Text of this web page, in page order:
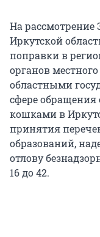
На рассмотрение
Иркутской
поправки в
органов
областными
сфере
кошками в
принятия
образований,
отлову
16 до 42.